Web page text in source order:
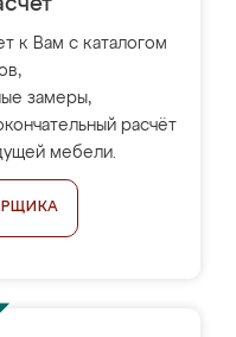
к Вам с каталогом
замеры,
расчёт
мебели.